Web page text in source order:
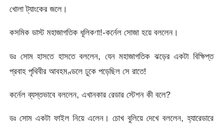
খোলা ট্যাংকের জলে।
কসমিক ডাস্ট মহাজাগতিক ধূলিকণা!-কর্নেল সোজা হয়ে বললেন।
ডঃ সোম হাসতে হাসতে বললেন, যেন মহাজাগতিক ঝড়ের একটা বিক্ষিপ্ত
প্রবাহ পৃথিবীর আবহমণ্ডলে ঢুকে পড়েছিল সে রাতে!
কর্নেল ব্যস্তভাবে বললেন, এখানকার রেডার স্টেশন কী বলে?
ডঃ সোম একটা ফাইল নিয়ে এলেন। চোখ বুলিয়ে দেখে বললেন, হ্যারেডারে